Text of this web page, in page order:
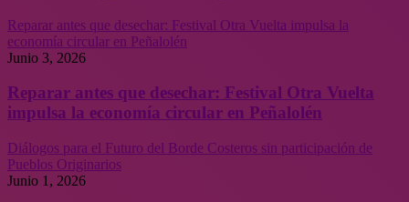
Reparar antes que desechar: Festival Otra Vuelta impulsa la
economía circular en Peñalolén
Junio 3, 2026
Reparar antes que desechar: Festival Otra Vuelta
impulsa la economía circular en Peñalolén
Diálogos para el Futuro del Borde Costeros sin participación de
Pueblos Originarios
Junio 1, 2026